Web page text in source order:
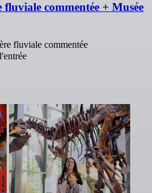
commentée + Musée
fluviale commentée